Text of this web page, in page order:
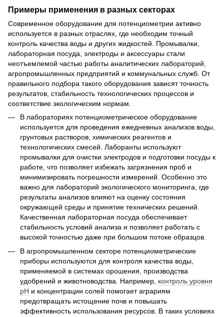
Примеры применения в разных секторах
Современное оборудование для потенциометрии активно
используется в разных отраслях, где необходим точный
контроль качества воды и других жидкостей. Промывалки,
лабораторная посуда, электроды и аксессуары стали
неотъемлемой частью работы аналитических лабораторий,
агропромышленных предприятий и коммунальных служб. От
правильного подбора такого оборудования зависят точность
результатов, стабильность технологических процессов и
соответствие экологическим нормам.
В лабораториях потенциометрическое оборудование
используется для проведения ежедневных анализов воды,
грунтовых растворов, химических реагентов и
технологических смесей. Лаборанты используют
промывалки для очистки электродов и подготовки посуды к
работе, что позволяет избежать загрязнения проб и
минимизировать погрешности измерений. Особенно это
важно для лабораторий экологического мониторинга, где
результаты анализов влияют на оценку состояния
окружающей среды и принятие технических решений.
Качественная лабораторная посуда обеспечивает
стабильность условий анализа и позволяет работать с
высокой точностью даже при большом потоке образцов.
В агропромышленном секторе потенциометрические
приборы используются для контроля качества воды,
применяемой в системах орошения, производства
удобрений и животноводства. Например, контроль уровня
pH и концентрации солей помогает аграриям
предотвращать истощение почв и повышать
эффективность использования ресурсов. В таких условиях